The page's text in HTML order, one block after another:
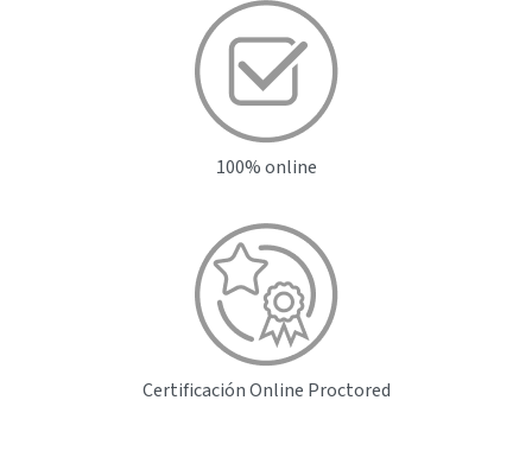
100% online
Certificación Online Proctored